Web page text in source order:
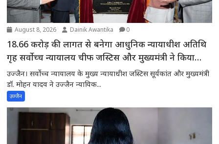
August 8, 2026 Dainik Awantika 0
18.66 करोड़ की लागत से बनेगा आधुनिक न्यायाधीश अतिथि
गृह सर्वोच्च न्यायालय चीफ जस्टिस और मुख्यमंत्री ने किया
भूमिपूजन
उज्जैन। सर्वोच्च न्यायालय के मुख्य न्यायाधीश जस्टिस सूर्यकांत और मुख्यमंत्री
डॉ. मोहन यादव ने उज्जैन न्यायिक...
उज्जैन